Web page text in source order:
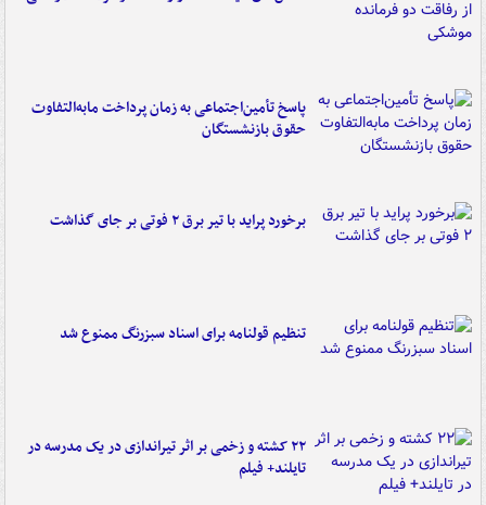
پاسخ تأمین‌اجتماعی به زمان پرداخت مابه‌التفاوت
حقوق بازنشستگان
برخورد پراید با تیر برق ۲ فوتی بر جای گذاشت
تنظیم قولنامه برای اسناد سبزرنگ ممنوع شد
۲۲ کشته و زخمی بر اثر تیراندازی در یک مدرسه در
تایلند+ فیلم